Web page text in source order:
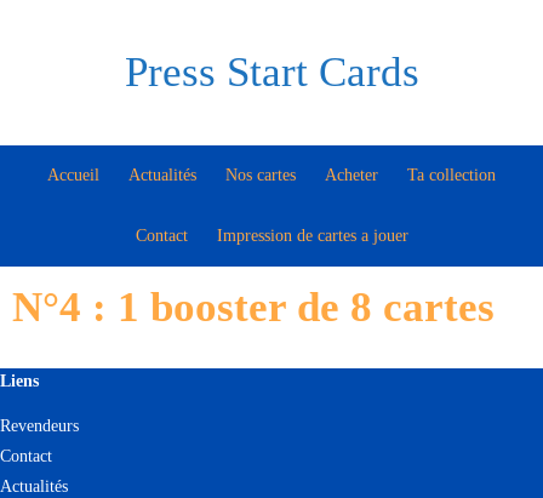
Press Start Cards
Accueil Actualités Nos cartes Acheter Ta collection
Contact Impression de cartes a jouer
N°4 : 1 booster de 8 cartes
Liens
Revendeurs
Contact
Actualités